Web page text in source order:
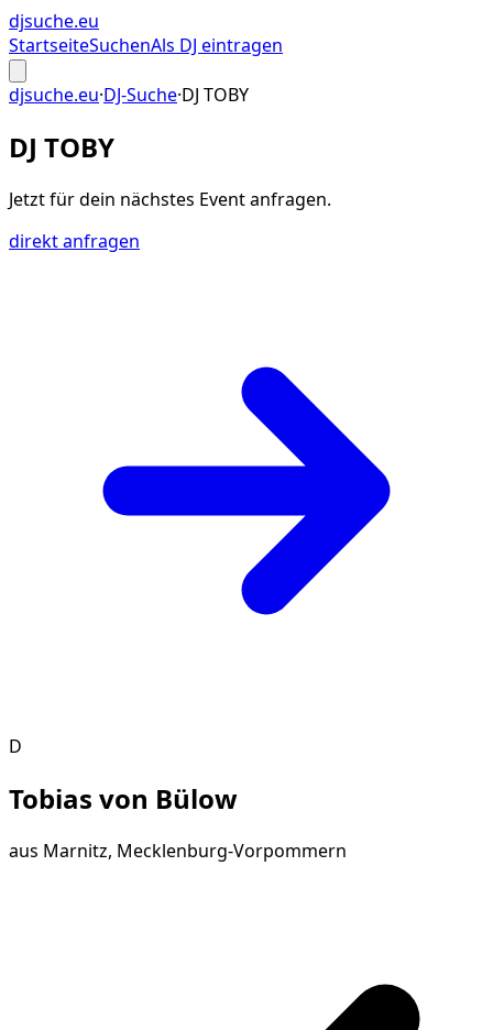
djsuche.eu
StartseiteSuchenAls DJ eintragen
djsuche.eu·DJ-Suche·DJ TOBY
DJ TOBY
Jetzt für dein nächstes Eventanfragen.
direkt anfragen
D
Tobias von Bülow
aus Marnitz, Mecklenburg-Vorpommern